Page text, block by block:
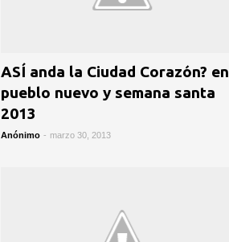
ASÍ anda la Ciudad Corazón? en
pueblo nuevo y semana santa
2013
Anónimo - marzo 30, 2013